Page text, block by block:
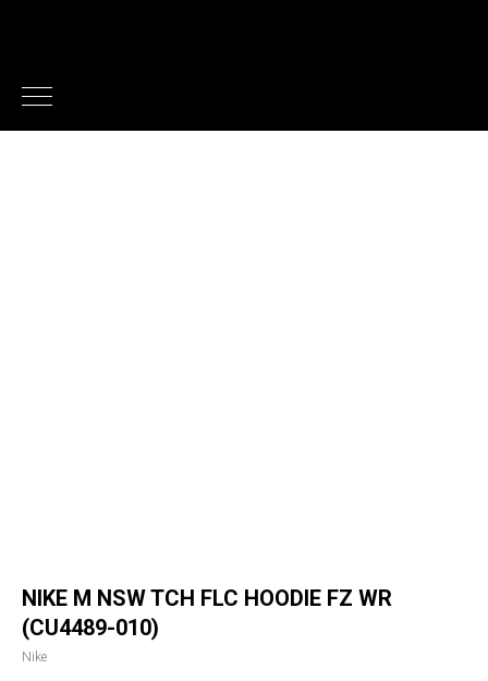
NIKE M NSW TCH FLC HOODIE FZ WR
(CU4489-010)
Nike